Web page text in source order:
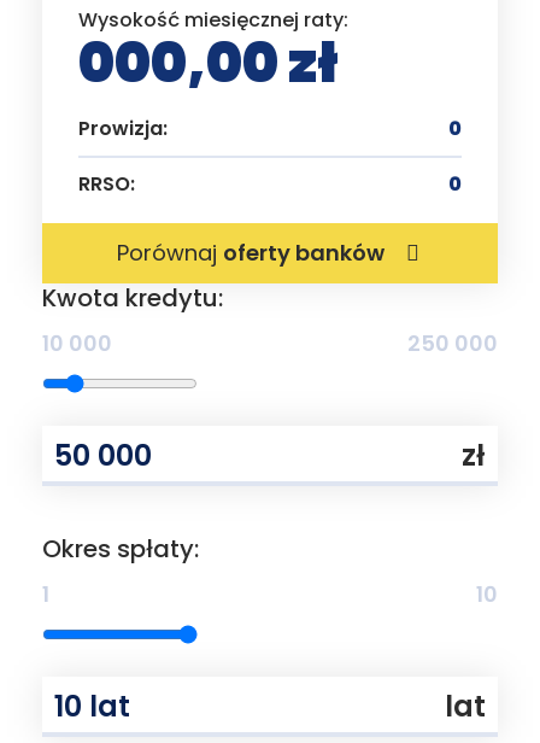
Wysokość miesięcznej raty:
000,00 zł
Prowizja:
0
RRSO:
0
Porównaj oferty banków
Kwota kredytu:
10 000 250 000
zł
Okres spłaty:
1 10
lat